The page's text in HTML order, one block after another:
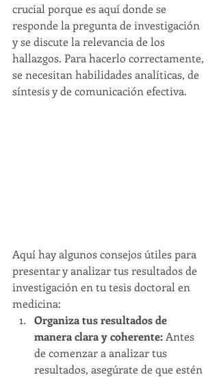
crucial porque es aquí donde se
responde la pregunta de investigación
y se discute la relevancia de los
hallazgos. Para hacerlo correctamente,
se necesitan habilidades analíticas, de
síntesis y de comunicación efectiva.
Aquí hay algunos consejos útiles para
presentar y analizar tus resultados de
investigación en tu tesis doctoral en
medicina:
Organiza tus resultados de
manera clara y coherente: Antes
de comenzar a analizar tus
resultados, asegúrate de que estén